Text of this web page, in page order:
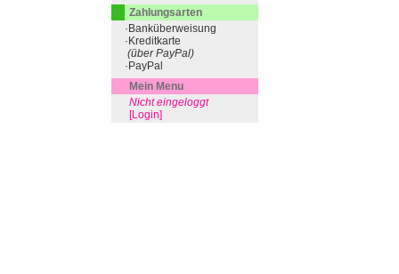
Zahlungsarten
·Banküberweisung
·Kreditkarte
(über PayPal)
·PayPal
Mein Menu
Nicht eingeloggt
[Login]